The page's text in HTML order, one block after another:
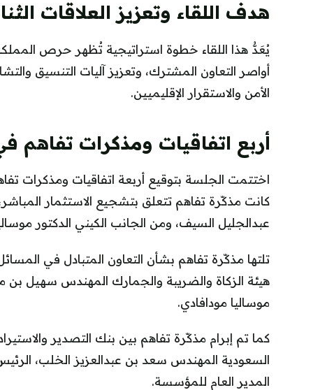
هدف اللقاء وتعزيز العلاقات
يُعَدُّ هذا اللقاء خطوة استراتيجية تُظهر حرص
أواصر التعاون المشترك، وتعزيز آليات التنسيق
الأمن والاستقرار الإقليميين.
أربع اتفاقيات ومذكرات تفاهم
اختتمت الجلسة بتوقيع أربعة اتفاقيات ومذكرات
كانت مذكّرة تفاهم تتعلق بتشجيع الاستثمار
عبدالجليل السيف، ومن الجانب الكيني الدكتور
تلتها مذكّرة تفاهم بشأن التعاون المتبادل في
هيئة الزكاة والضريبة والجمارك المهندس سهيل بن
موساليا مودافادي.
كما تم إبرام مذكّرة تفاهم بين بنك التصدير
السعودية المهندس سعد بن عبدالعزيز الخلب، الرئيس
المدير العام للمؤسسة.